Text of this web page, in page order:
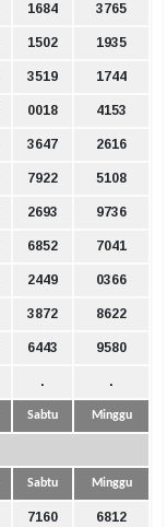
1684 3765
1502 1935
3519 1744
0018 4153
3647 2616
7922 5108
2693 9736
6852 7041
2449 0366
3872 8622
6443 9580
. .
Sabtu Minggu
Sabtu Minggu
7160 6812